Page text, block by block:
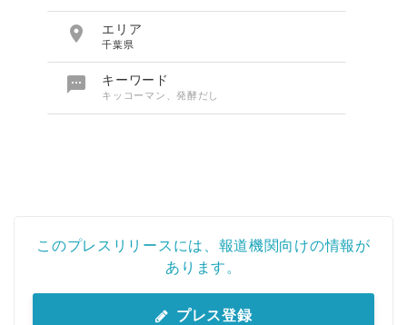
 エリア
千葉県
 キーワード
キッコーマン、発酵だし
このプレスリリースには、報道機関向けの情報が
あります。
プレス登録